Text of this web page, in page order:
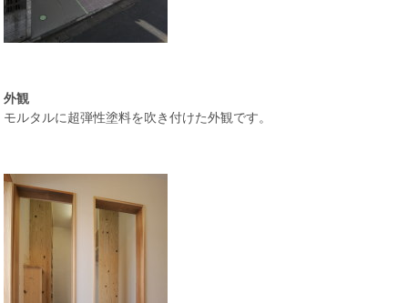
外観
モルタルに超弾性塗料を吹き付けた外観です。